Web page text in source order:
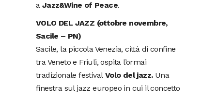
a Jazz&Wine of Peace.
VOLO DEL JAZZ (ottobre novembre,
Sacile – PN)
Sacile, la piccola Venezia, città di confine
tra Veneto e Friuli, ospita l’ormai
tradizionale festival Volo del jazz.Una
finestra sul jazz europeo in cui il concetto